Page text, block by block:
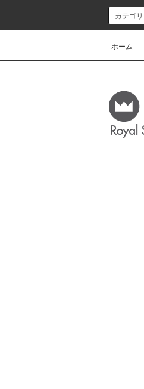
ホーム